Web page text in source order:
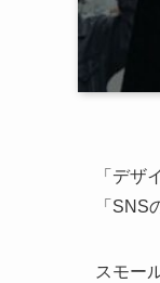
「デザ
「SNS
スモー